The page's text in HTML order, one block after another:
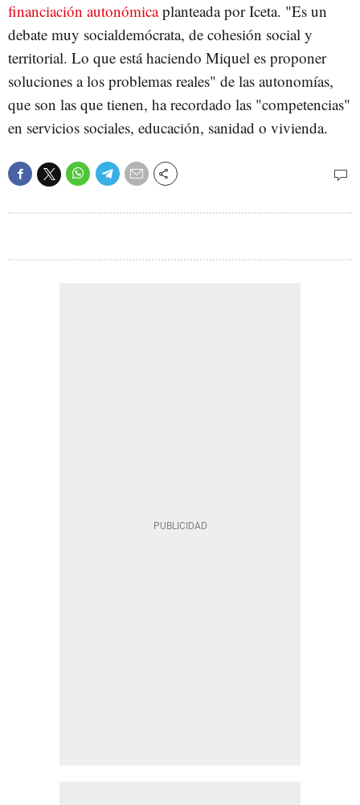
financiación autonómicaplanteada por Iceta. "Es un
debate muy socialdemócrata, de cohesión social y
territorial. Lo que está haciendo Miquel es proponer
soluciones a los problemas reales" de las autonomías,
que son las que tienen, ha recordado las "competencias"
en servicios sociales, educación, sanidad o vivienda.